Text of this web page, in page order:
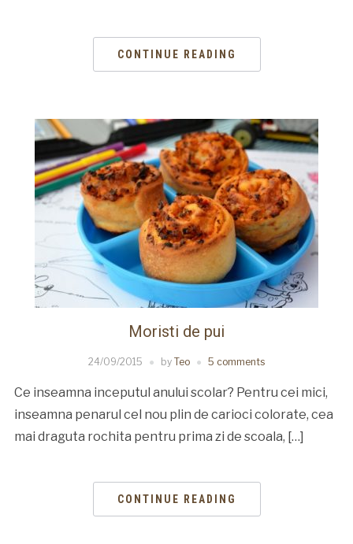
CONTINUE READING
Moristi de pui
24/09/2015 by Teo 5 comments
Ce inseamna inceputul anului scolar? Pentru cei mici,
inseamna penarul cel nou plin de carioci colorate, cea
mai draguta rochita pentru prima zi de scoala, […]
CONTINUE READING